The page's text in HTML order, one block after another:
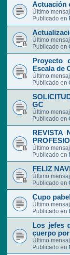
Actuación
Último
Publicado en
Último
Publicado en
Proyecto
Escala de
Último
Publicado en
GC
Último
Publicado en
REVISTA
Último
Publicado en
FELIZ
Último
Publicado en
Cupo
Último
Publicado en
Los jefes
cuerpo
Último
Publicado en